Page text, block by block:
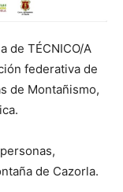
de TÉCNICO/A
federativa de
de Montañismo,
de Cazorla.